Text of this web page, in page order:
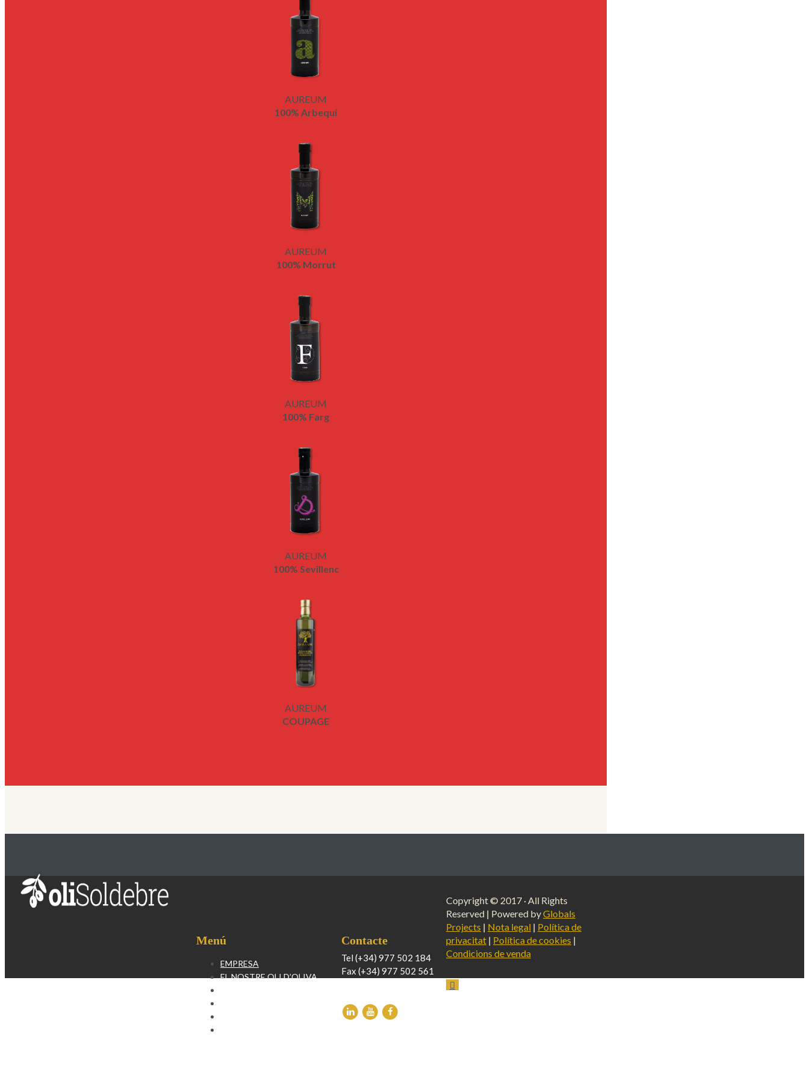
AUREUM
100% Arbequí
AUREUM
100% Morrut
AUREUM
100% Farg
AUREUM
100% Sevillenc
AUREUM
COUPAGE
Menú
EMPRESA
EL NOSTRE OLI D’OLIVA
Contacte
Tel (+34) 977 502 184
Fax (+34) 977 502 561
Copyright © 2017 · All Rights
Reserved | Powered byGlobals
Projects | Nota legal | Política de
privacitat | Política de cookies |
Condicions de venda